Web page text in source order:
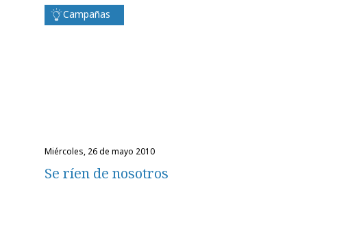
Campañas
miércoles, 26 de mayo 2010
Se ríen de nosotros